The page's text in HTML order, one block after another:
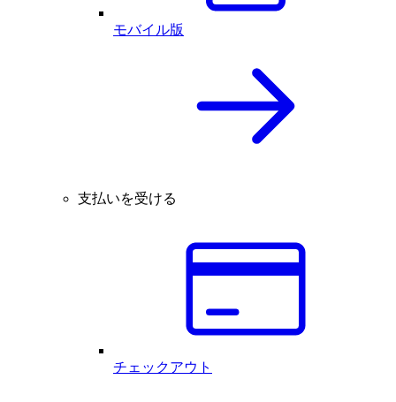
モバイル版
支払いを受ける
チェックアウト